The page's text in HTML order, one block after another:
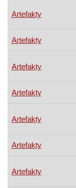
Artefakty
Artefakty
Artefakty
Artefakty
Artefakty
Artefakty
Artefakty